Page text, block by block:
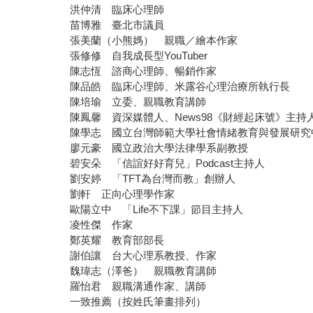
洪仲清 臨床心理師
苗博雅 臺北市議員
張美蘭（小熊媽） 親職／繪本作家
張修修 自我成長型YouTuber
陳志恆 諮商心理師、暢銷作家
陳品皓 臨床心理師、米露谷心理治療所執行長
陳培瑜 立委、親職教育講師
陳鳳馨 資深媒體人、News98《財經起床號》主持
陳學志 國立台灣師範大學社會情緒教育與發展研究
廖元豪 國立政治大學法律學系副教授
碧安朵 「信誼好好育兒」Podcast主持人
劉安婷 「TFT為台灣而教」創辦人
劉軒 正向心理學作家
歐陽立中 「Life不下課」節目主持人
凌性傑 作家
鄭英耀 教育部部長
謝伯讓 台大心理系教授、作家
魏瑋志（澤爸） 親職教育講師
羅怡君 親職溝通作家、講師
一致推薦（按姓氏筆畫排列）